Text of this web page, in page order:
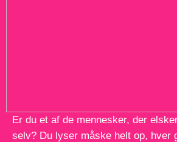
Er du et af de mennesker, der
selv? Du lyser måske helt op, hver